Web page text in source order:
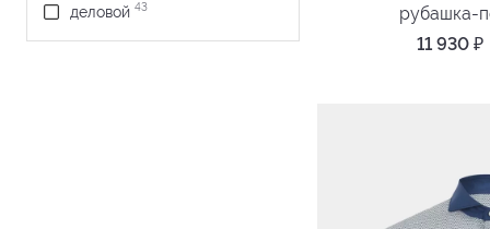
деловой 43
рубашка-
11 930₽